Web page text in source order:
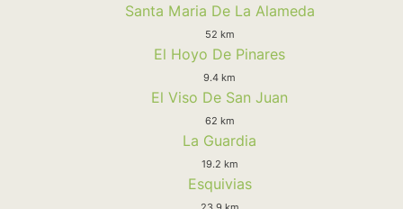
Santa Maria De La Alameda
52 km
El Hoyo De Pinares
9.4 km
El Viso De San Juan
62 km
La Guardia
19.2 km
Esquivias